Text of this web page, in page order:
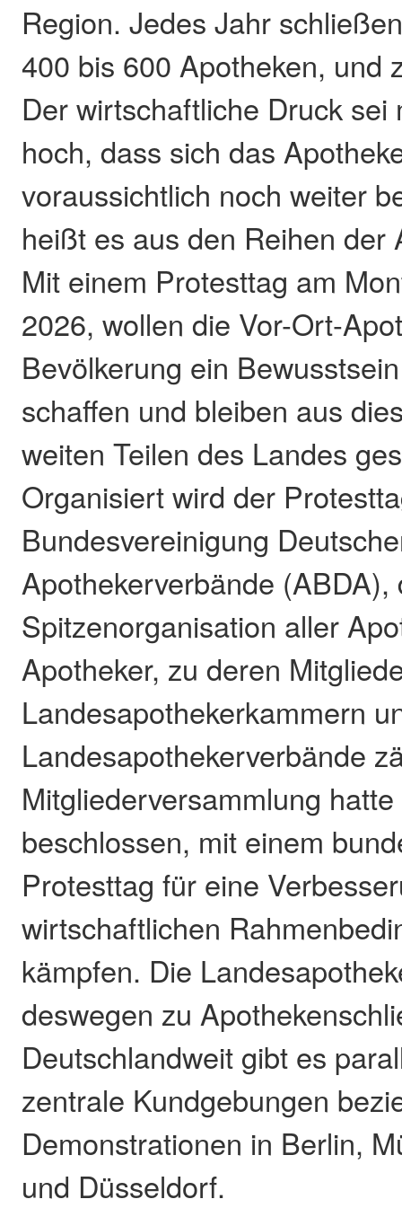
Region. Jedes Jahr
400 bis 600 Apotheken, und
Der wirtschaftliche Druck sei
hoch, dass sich das
voraussichtlich noch weiter
heißt es aus den Reihen der
Mit einem Protesttag am
2026, wollen die Vor-Ort-
Bevölkerung ein
schaffen und bleiben aus
weiten Teilen des Landes
Organisiert wird der
Bundesvereinigung
Apothekerverbände (ABDA),
Spitzenorganisation aller
Apotheker, zu deren
Landesapothekerkammern
Landesapothekerverbände
Mitgliederversammlung
beschlossen, mit einem
Protesttag für eine
wirtschaftlichen
kämpfen. Die
deswegen zu
Deutschlandweit gibt es
zentrale Kundgebungen
Demonstrationen in Berlin,
und Düsseldorf.